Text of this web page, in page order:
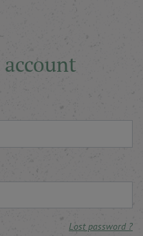
Lost password ?